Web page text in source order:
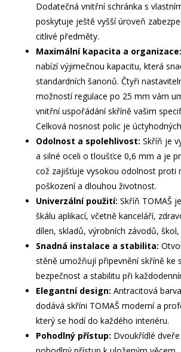
Dodatečná vnitřní schránka s
poskytuje ještě vyšší úroveň
citlivé předměty.
Maximální kapacita a organizace:
nabízí výjimečnou kapacitu, která
standardních šanonů. Čtyři
možností regulace po 25 mm vám
vnitřní uspořádání skříně vašim
Celková nosnost polic je
Odolnost a spolehlivost: Skříň je
a silné oceli o tloušťce 0,6 mm a je
což zajišťuje vysokou odolnost proti
poškození a dlouhou životnost.
Univerzální použití: Skříň TOMAŠ
škálu aplikací, včetně kanceláří,
dílen, skladů, výrobních závodů,
Snadná instalace a stabilita:
stěně umožňují připevnění skříně ke
bezpečnost a stabilitu při
Elegantní design: Antracitová
dodává skříni TOMAŠ moderní a
který se hodí do každého interiéru.
Pohodlný přístup: Dvoukřídlé